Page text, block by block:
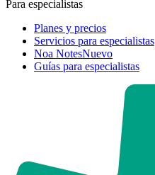
Para especialistas
Planes y precios
Servicios para especialistas
Noa NotesNuevo
Guías para especialistas